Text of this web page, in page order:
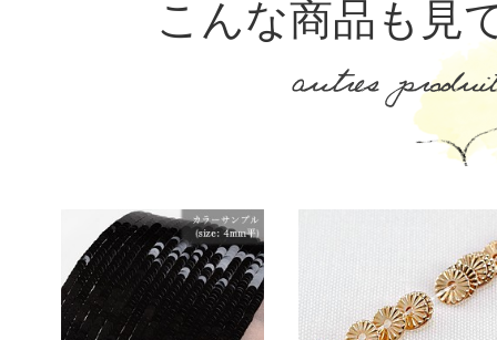
こんな商品も見